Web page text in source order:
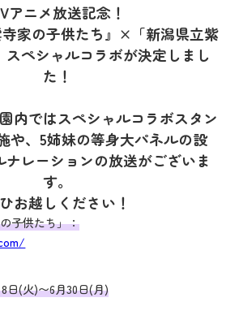
アニメ放送記念！
家の子供たち』×「新潟県立紫
ペシャルコラボが決定しまし
た！
内ではスペシャルコラボスタン
や、5姉妹の等身大パネルの設
レーションの放送がございま
す。
お越しください！
子供たち」：
日(火)〜6月30日(月)